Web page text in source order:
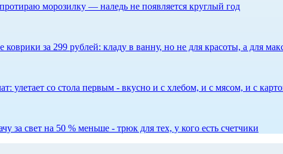
морозилку — наледь не появляется круглый год
за 299 рублей: кладу в ванну, но не для красоты, а для
улетает со стола первым - вкусно и с хлебом, и с мясом, и с
за свет на 50 % меньше - трюк для тех, у кого есть счетчики